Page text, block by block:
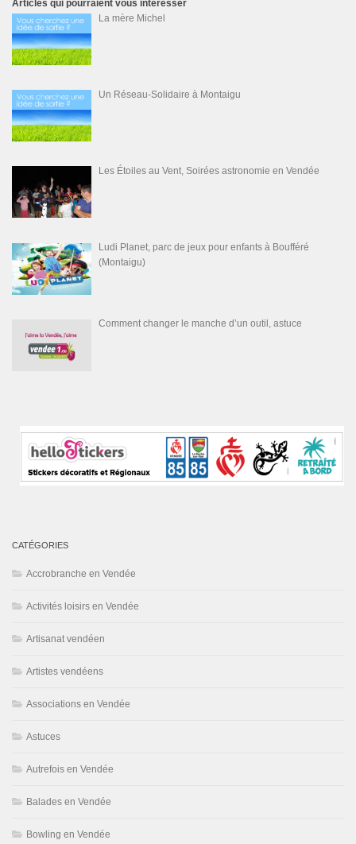
Articles qui pourraient vous intéresser
La mère Michel
Un Réseau-Solidaire à Montaigu
Les Étoiles au Vent, Soirées astronomie en Vendée
Ludi Planet, parc de jeux pour enfants à Boufféré
(Montaigu)
Comment changer le manche d’un outil, astuce
CATÉGORIES
Accrobranche en Vendée
Activités loisirs en Vendée
Artisanat vendéen
Artistes vendéens
Associations en Vendée
Astuces
Autrefois en Vendée
Balades en Vendée
Bowling en Vendée